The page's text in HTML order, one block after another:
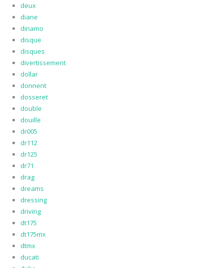
deux
diane
dinamo
disque
disques
divertissement
dollar
donnent
dosseret
double
douille
dr005
dr112
dr125
dr71
drag
dreams
dressing
driving
dt175
dt175mx
dtmx
ducati